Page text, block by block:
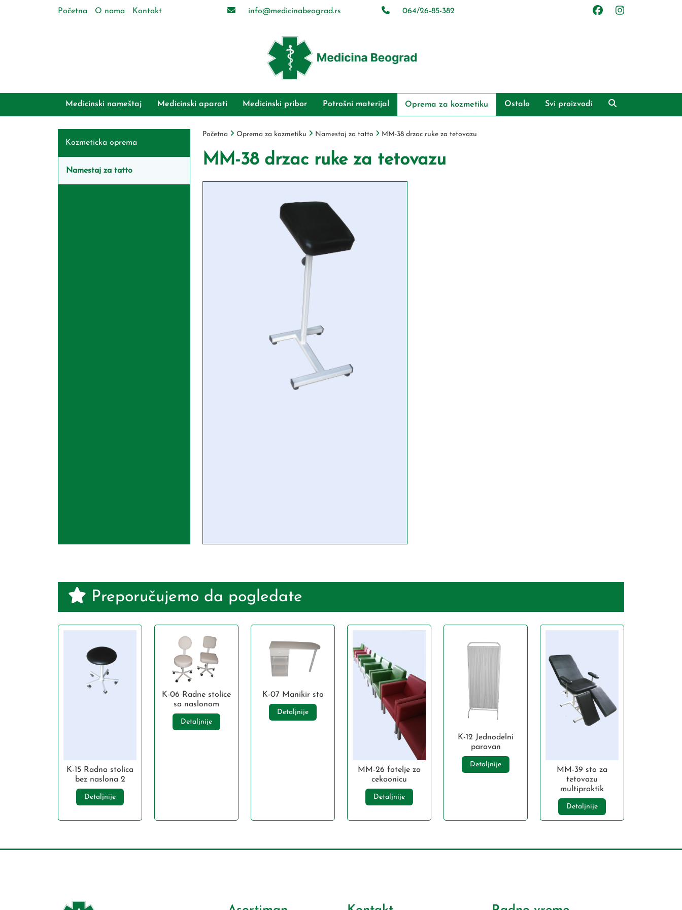
Početna O nama Kontakt info@medicinabeograd.rs 064/26-85-382
Medicinski nameštaj Medicinski aparati Medicinski pribor Potrošni materijal Oprema za kozmetiku Ostalo Svi proizvodi
Kozmeticka oprema
Namestaj za tatto
Početna Oprema za kozmetiku Namestaj za tatto MM-38 drzac ruke za tetovazu
MM-38 drzac ruke za tetovazu
Preporučujemo da pogledate
K-15 Radna stolica
bez naslona 2
Detaljnije
K-06 Radne stolice
sa naslonom
Detaljnije
K-07 Manikir sto
Detaljnije
MM-26 fotelje za
cekaonicu
Detaljnije
K-12 Jednodelni
paravan
Detaljnije
MM-39 sto za
tetovazu
multipraktik
Detaljnije